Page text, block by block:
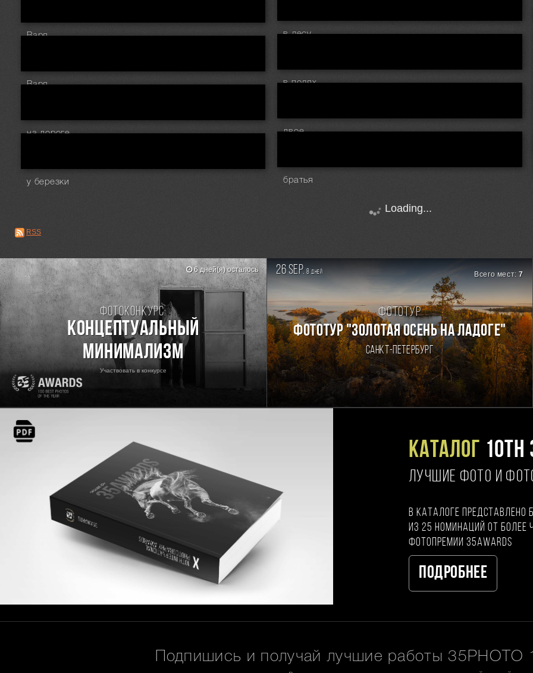
в лесу
Варя
в полях..
Варя
двое
на дороге
братья
у березки
Loading...
RSS
Фотоконкурс:
Концептуальный
минимализм
Участвовать в конкурсе
6 дней(я) осталось 26 sep. 8дней Всего мест:7
Фототур
ФОТОТУР "ЗОЛОТАЯ ОСЕНЬ НА ЛАДОГЕ"
Санкт-Петербург
Каталог 10TH
ЛУЧШИЕ ФОТО И
В каталоге представлено
из 25 номинаций от более
фотопремии 35AWARDS
Подробнее
Подпишись и получай лучшие работы 35PHOTO